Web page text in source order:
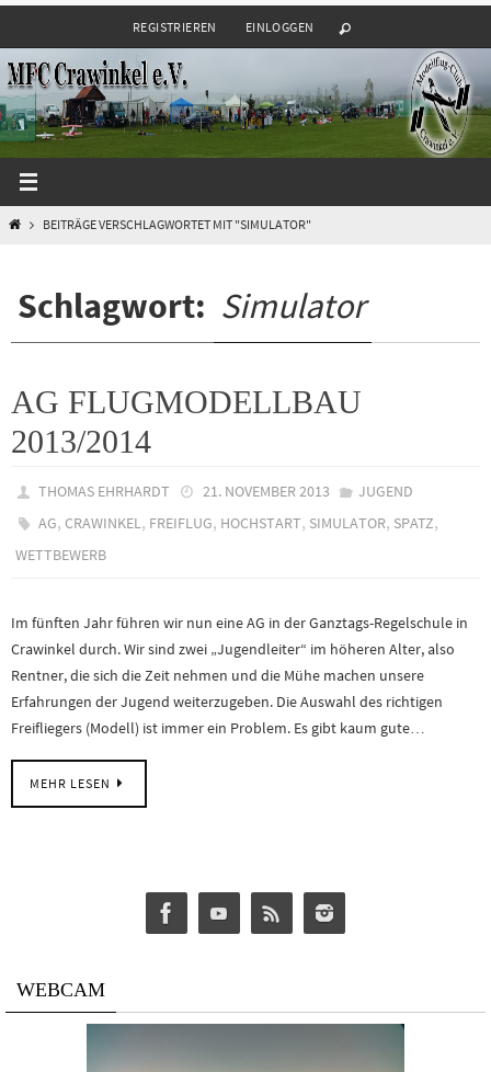
Inhalt
springen
REGISTRIEREN EINLOGGEN
STARTBEITRÄGE VERSCHLAGWORTET MIT "SIMULATOR"
Schlagwort: Simulator
AG FLUGMODELLBAU
2013/2014
THOMAS EHRHARDT 21. NOVEMBER 2013
JUGEND
AG,CRAWINKEL, FREIFLUG, HOCHSTART, SIMULATOR, SPATZ,
WETTBEWERB
Im fünften Jahr führen wir nun eine AG in der Ganztags-Regelschule in
Crawinkel durch. Wir sind zwei „Jugendleiter“ im höheren Alter, also
Rentner, die sich die Zeit nehmen und die Mühe machen unsere
Erfahrungen der Jugend weiterzugeben. Die Auswahl des richtigen
Freifliegers (Modell) ist immer ein Problem. Es gibt kaum gute…
MEHR LESEN
WEBCAM